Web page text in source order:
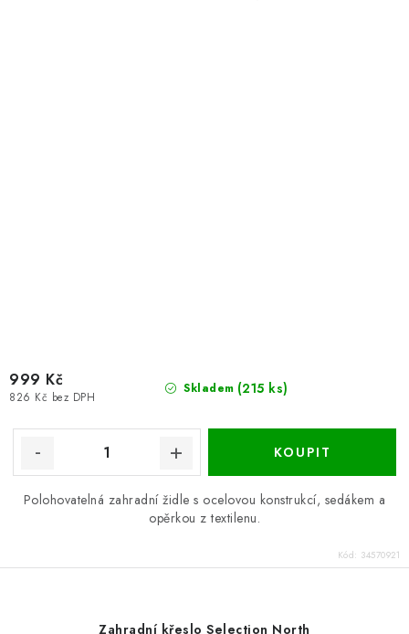
Skladem (215 ks)
826 Kč bez DPH
999 Kč
Polohovatelná zahradní židle s ocelovou konstrukcí, sedákem a
opěrkou z textilenu.
Kód: 34570921
Zahradní křeslo Selection North